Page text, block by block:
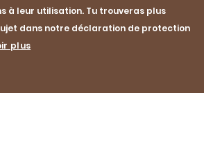
à leur utilisation. Tu trouveras plus
dans notre déclaration de protection
plus